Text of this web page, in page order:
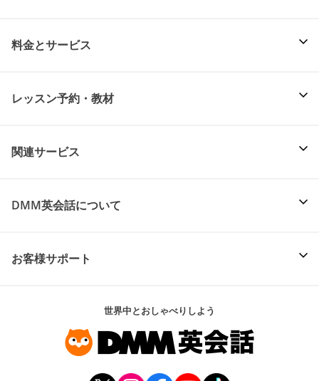
料金とサービス
レッスン予約・教材
関連サービス
DMM英会話について
お客様サポート
世界中とおしゃべりしよう